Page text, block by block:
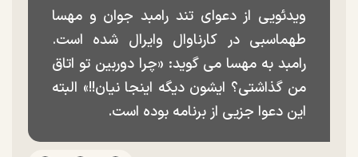
ویدئویی از دعوای تند رامبد جوان و مهسا
طهماسبی در کارناوال وایرال شده است.
رامبد به مهسا می گوید: «چرا دوربین تو اتاق
من گذاشتی؟ ایشون دیگه اینجا نیان!!» البته
این دعوا جزیی از برنامه بوده است.